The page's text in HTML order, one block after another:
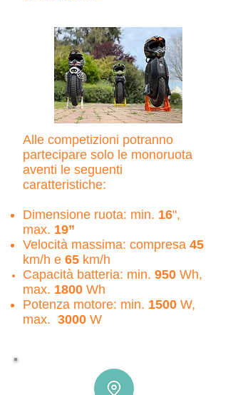
Alle competizioni potranno
partecipare solo le monoruota
aventi le seguenti
caratteristiche:
Dimensione ruota: min. 16",
max. 19”
Velocità massima: compresa 45
km/h e 65 km/h
Capacità batteria: min. 950 Wh,
max. 1800 Wh
Potenza motore: min. 1500 W,
max. 3000 W